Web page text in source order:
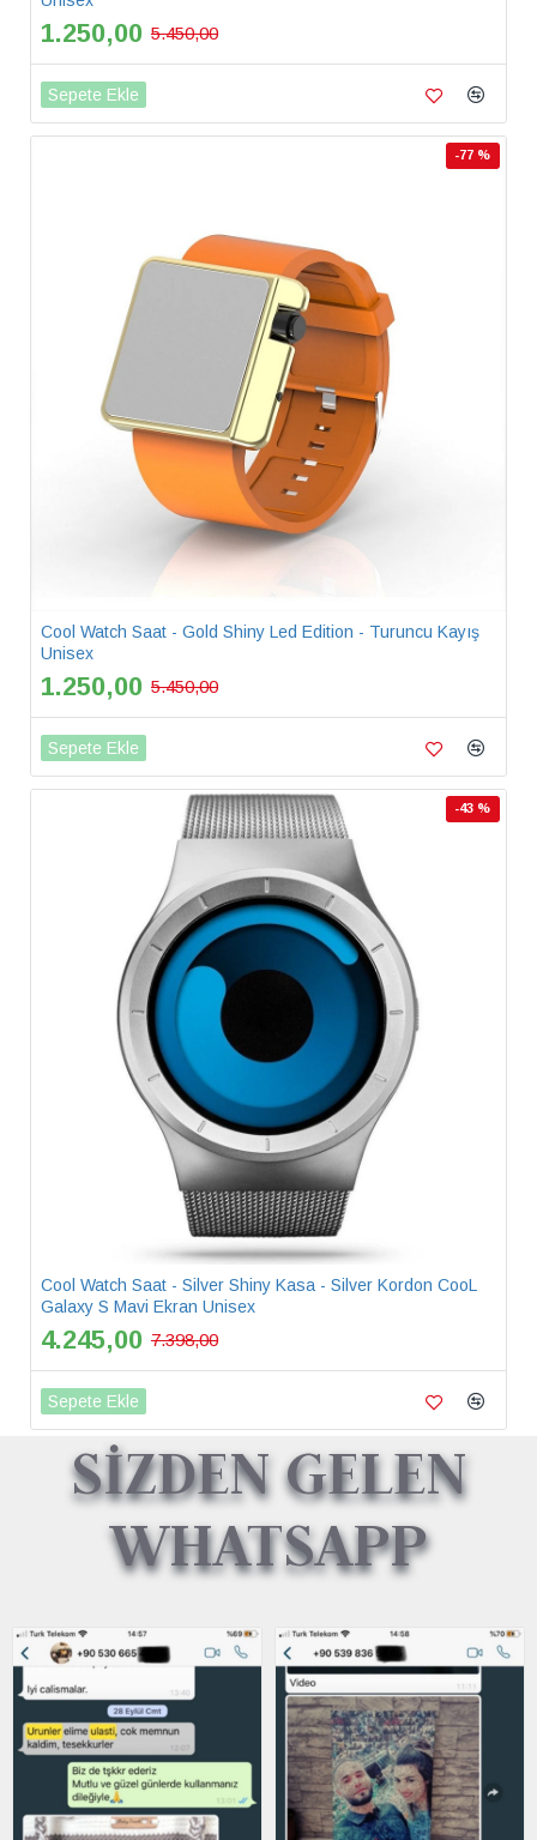
1.250,00 5.450,00
Sepete Ekle
-77 %
Cool Watch Saat - Gold Shiny Led Edition - Turuncu Kayış
Unisex
1.250,00 5.450,00
Sepete Ekle
-43 %
Cool Watch Saat - Silver Shiny Kasa - Silver Kordon CooL
Galaxy S Mavi Ekran Unisex
4.245,00 7.398,00
Sepete Ekle
SİZDEN GELEN
WHATSAPP